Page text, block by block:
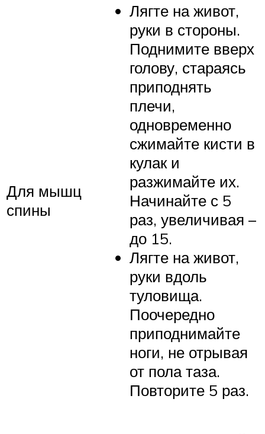
Для мышц
спины
Лягте на живот,
руки в стороны.
Поднимите вверх
голову, стараясь
приподнять
плечи,
одновременно
сжимайте кисти в
кулак и
разжимайте их.
Начинайте с 5
раз, увеличивая –
до 15.
Лягте на живот,
руки вдоль
туловища.
Поочередно
приподнимайте
ноги, не отрывая
от пола таза.
Повторите 5 раз.